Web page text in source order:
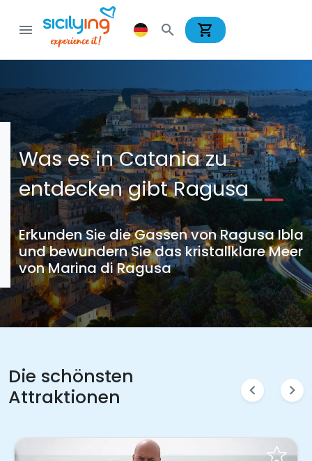
menu search shopping_cart
Was es in Catania zu
entdecken gibt Ragusa
Erkunden Sie die Gassen von Ragusa Ibla
und bewundern Sie das kristallklare Meer
von Marina di Ragusa
Die schönsten
Attraktionen
chevron_left chevron_right